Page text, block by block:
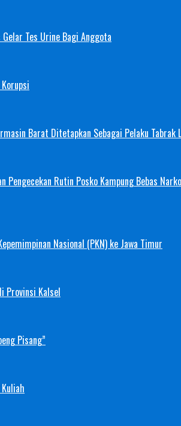
Tes Urine Bagi Anggota
Barat Ditetapkan Sebagai Pelaku Tabrak
Pengecekan Rutin Posko Kampung Bebas
Nasional (PKN) ke Jawa Timur
Provinsi Kalsel
Pisang”